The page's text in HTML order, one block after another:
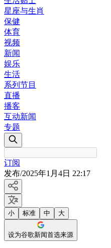
星座与生肖
保健
体育
视频
新闻
娱乐
生活
系列节目
直播
播客
互动新闻
专题
订阅
发布/2025年1月4日 22:17
小 标准 中 大
设为谷歌新闻首选来源